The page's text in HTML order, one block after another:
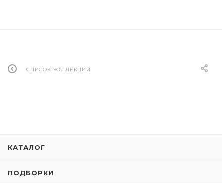
СПИСОК КОЛЛЕКЦИЙ
КАТАЛОГ
ПОДБОРКИ